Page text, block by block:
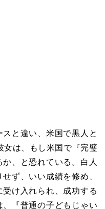
スと違い、米国で黒人と
女は、もし米国で『完璧
、と恐れている。白人
ず、いい成績を修め、
け入れられ、成功する
『普通の子どもじゃい